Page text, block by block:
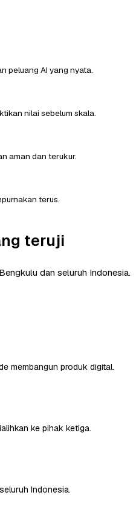
peluang AI yang nyata.
nilai sebelum skala.
aman dan terukur.
terus.
teruji
dan seluruh Indonesia.
membangun produk digital.
ke pihak ketiga.
Indonesia.